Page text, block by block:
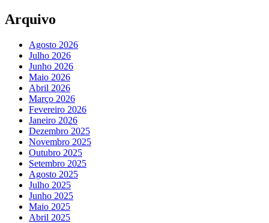
Arquivo
Agosto 2026
Julho 2026
Junho 2026
Maio 2026
Abril 2026
Março 2026
Fevereiro 2026
Janeiro 2026
Dezembro 2025
Novembro 2025
Outubro 2025
Setembro 2025
Agosto 2025
Julho 2025
Junho 2025
Maio 2025
Abril 2025